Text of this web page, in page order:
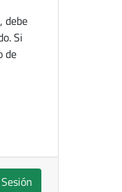
debe
Si
de